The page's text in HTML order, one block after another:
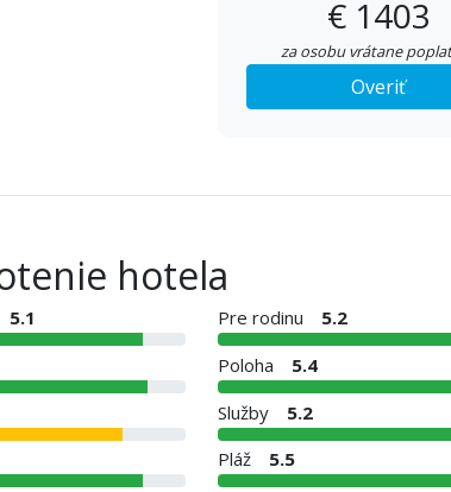
€ 1403
za osobu vrátane
Overiť
hotela
5.1 Pre rodinu
5.2
Poloha
5.4
Služby
5.2
Pláž
5.5